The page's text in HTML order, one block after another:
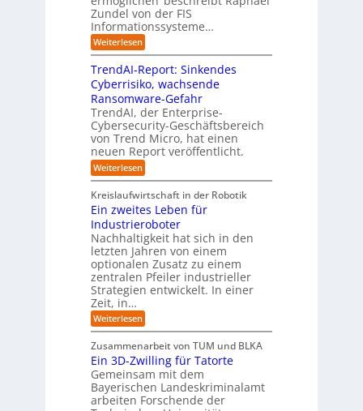
n
g
s
t
e
m
v
o
n
F
o
r
m
w
a
s
b
e
i
e
r
n
g
e
g
e
n
ü
b
e
r
n
i
c
h
t
e
u
r
o
p
i
s
c
h
e
n
R
t
b
e
i
d
e
r
O
r
i
e
n
t
i
e
r
u
n
g
Zundel von der FIS
Informationssysteme…
Weiterlesen:
I
n
d
u
s
t
r
i
a
l
A
I
i
n
S
A
P
:
W
i
e
s
u
b
e
r
e
D
a
t
e
TrendAI-Report: Sinkendes
Cyberrisiko, wachsende
Ransomware-Gefahr
TrendAI, der Enterprise-
Cybersecurity-Geschäftsbereich
von Trend Micro, hat einen
neuen Report veröffentlicht.
Weiterlesen:
T
r
e
n
d
A
I
-
R
e
p
r
t
S
i
n
k
e
n
Kreislaufwirtschaft in der Robotik
Ein zweites Leben für
Industrieroboter
Nachhaltigkeit hat sich in den
letzten Jahren von einem
optionalen Zusatz zu einem
zentralen Pfeiler industrieller
Strategien entwickelt. In einer
Zeit, in…
Weiterlesen:
E
n
z
w
e
i
t
Zusammenarbeit von TUM und BLKA
Ein 3D-Zwilling für Tatorte
Gemeinsam mit dem
Bayerischen Landeskriminalamt
arbeiten Forschende der